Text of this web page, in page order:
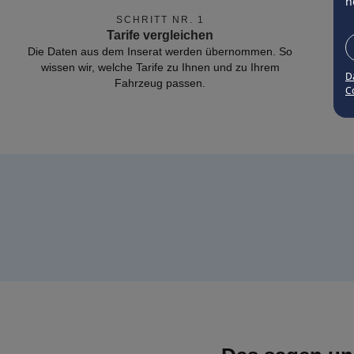
SCHRITT NR. 1
Tarife vergleichen
Die Daten aus dem Inserat werden übernommen. So
wissen wir, welche Tarife zu Ihnen und zu Ihrem
Fahrzeug passen.